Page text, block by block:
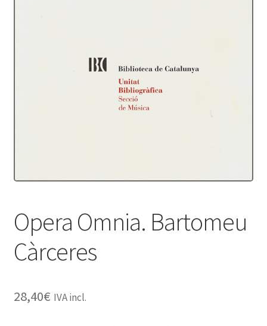
Protecció de dades
Opera Omnia. Bartomeu
Càrceres
28,40€ IVA incl.